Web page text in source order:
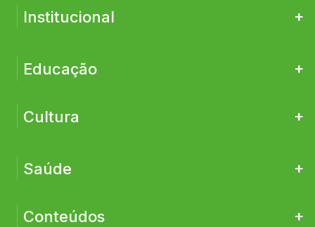
Institucional +
Educação +
Cultura +
Saúde +
Conteúdos +